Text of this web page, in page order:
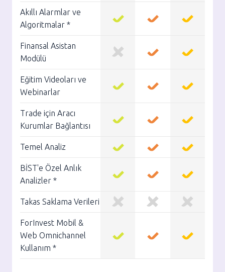
Akıllı Alarmlar ve
Algoritmalar *
Finansal Asistan
Modülü
Eğitim Videoları ve
Webinarlar
Trade için Aracı
Kurumlar Bağlantısı
Temel Analiz
BİST'e Özel Anlık
Analizler *
Takas Saklama Verileri
ForInvest Mobil &
Web Omnichannel
Kullanım *